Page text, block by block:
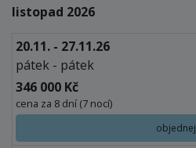
listopad 2026
20.11. - 27.11.26
pátek - pátek
346 000 Kč
cena za 8 dní (7 nocí)
objednej